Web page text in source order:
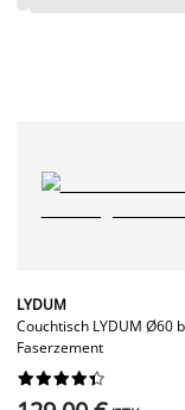
LYDUM
Couchtisch LYDUM Ø60
Faserzement





